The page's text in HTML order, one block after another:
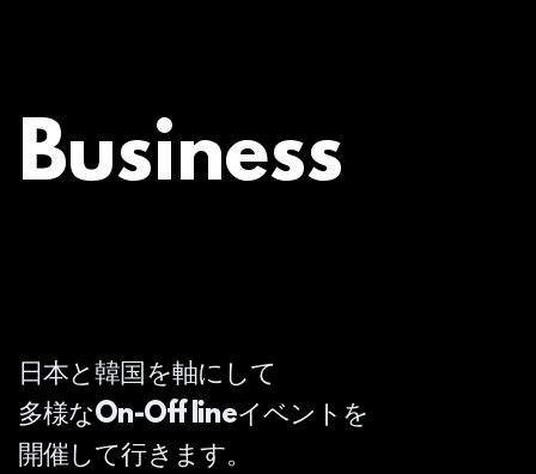
Business
日本と韓国を軸にして
多様なOn-Off lineイベントを
開催して行きます。